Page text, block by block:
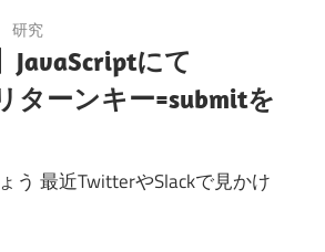
研究
JavaScriptにて
ターンキー=submitを
う 最近TwitterやSlackで見かけ